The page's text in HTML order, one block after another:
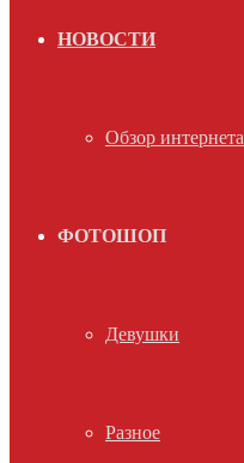
НОВОСТИ
Обзор интернета
ФОТОШОП
Девушки
Разное